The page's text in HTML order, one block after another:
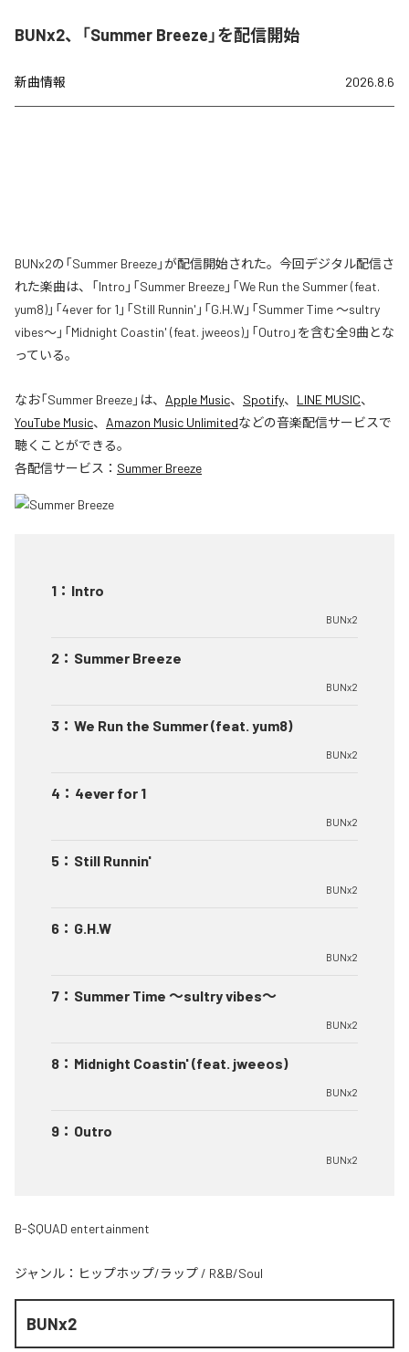
BUNx2、「Summer Breeze」を配信開始
新曲情報 2026.8.6
BUNx2の「Summer Breeze」が配信開始された。今回デジタル配信さ
れた楽曲は、「Intro」「Summer Breeze」「We Run the Summer (feat.
yum8)」「4ever for 1」「Still Runnin'」「G.H.W」「Summer Time 〜sultry
vibes〜」「Midnight Coastin' (feat. jweeos)」「Outro」を含む全9曲とな
っている。
なお「Summer Breeze」は、 Apple Music、 Spotify、 LINE MUSIC、
YouTube Music、 Amazon Music Unlimitedなどの音楽配信サービスで
聴くことができる。
各配信サービス： Summer Breeze
1 ： Intro
BUNx2
2 ： Summer Breeze
BUNx2
3 ： We Run the Summer (feat. yum8)
BUNx2
4 ： 4ever for 1
BUNx2
5 ： Still Runnin'
BUNx2
6 ： G.H.W
BUNx2
7 ： Summer Time 〜sultry vibes〜
BUNx2
8 ： Midnight Coastin' (feat. jweeos)
BUNx2
9 ： Outro
BUNx2
B-$QUAD entertainment
ジャンル： ヒップホップ/ラップ / R&B/Soul
BUNx2